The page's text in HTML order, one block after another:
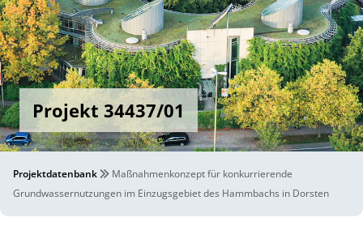
Projekt 34437/01
Projektdatenbank
Maßnahmenkonzept für konkurrierende
Grundwassernutzungen im Einzugsgebiet des Hammbachs in Dorsten